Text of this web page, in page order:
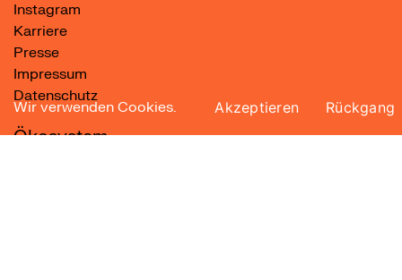
Instagram
Karriere
Presse
Impressum
Datenschutz
Ökosystem
Wir verwenden Cookies. Akzeptieren Rückgang